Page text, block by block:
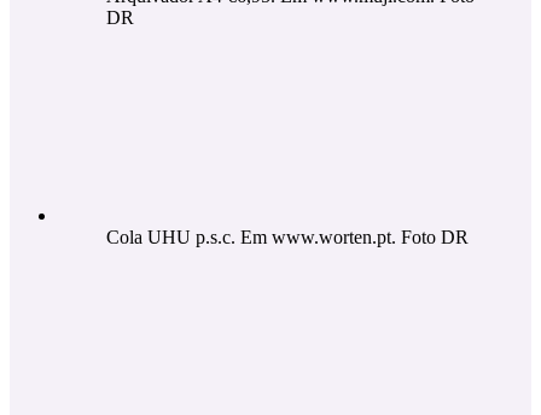
DR
Cola UHU p.s.c. Em www.worten.pt. Foto DR